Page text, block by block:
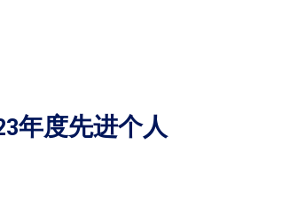
年度先进个人